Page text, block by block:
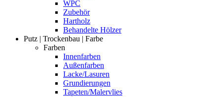
WPC
Zubehör
Hartholz
Behandelte Hölzer
Putz | Trockenbau | Farbe
Farben
Innenfarben
Außenfarben
Lacke/Lasuren
Grundierungen
Tapeten/Malervlies